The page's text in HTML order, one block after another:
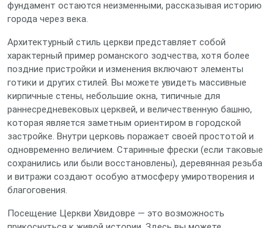
фундамент остаются неизменными, рассказывая историю
города через века.
Архитектурный стиль церкви представляет собой
характерный пример романского зодчества, хотя более
поздние пристройки и изменения включают элементы
готики и других стилей. Вы можете увидеть массивные
кирпичные стены, небольшие окна, типичные для
раннесредневековых церквей, и величественную башню,
которая является заметным ориентиром в городской
застройке. Внутри церковь поражает своей простотой и
одновременно величием. Старинные фрески (если таковые
сохранились или были восстановлены), деревянная резьба
и витражи создают особую атмосферу умиротворения и
благоговения.
Посещение Церкви Хвидовре — это возможность